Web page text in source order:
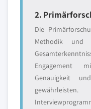
2.
Die
Methodik
Engagement
Genauigkeit